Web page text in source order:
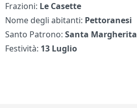
Frazioni: Le Casette
Nome degli abitanti: Pettoranesi
Santo Patrono:Santa Margherita
Festività: 13 Luglio